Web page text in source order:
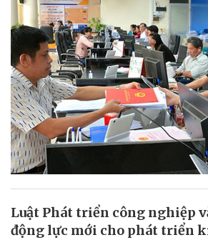
Luật Phát triển công nghiệp
động lực mới cho phát triển